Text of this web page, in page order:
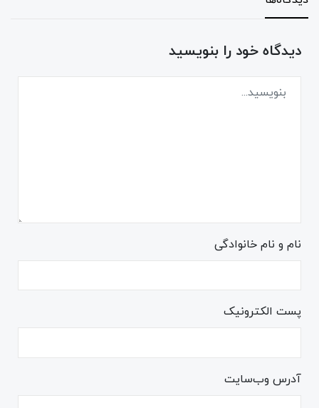
دیدگاه خود را بنویسید
نام و نام خانوادگی
پست الکترونیک
آدرس وب‌سایت